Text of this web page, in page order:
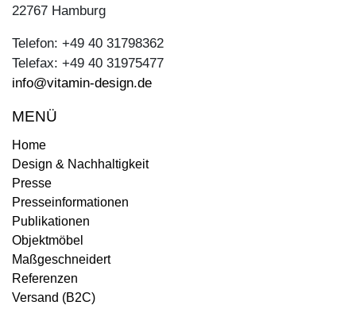
22767 Hamburg
Telefon: +49 40 31798362
Telefax: +49 40 31975477
info@vitamin-design.de
MENÜ
Home
Design & Nachhaltigkeit
Presse
Presseinformationen
Publikationen
Objektmöbel
Maßgeschneidert
Referenzen
Versand (B2C)